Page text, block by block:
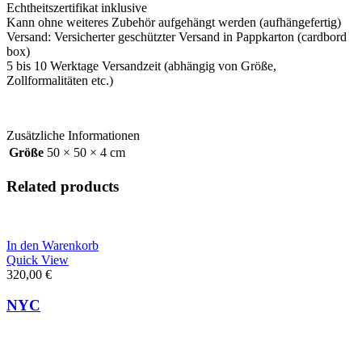
Echtheitszertifikat inklusive
Kann ohne weiteres Zubehör aufgehängt werden (aufhängefertig)
Versand: Versicherter geschützter Versand in Pappkarton (cardbord
box)
5 bis 10 Werktage Versandzeit (abhängig von Größe,
Zollformalitäten etc.)
Zusätzliche Informationen
Größe 50 × 50 × 4 cm
Related products
In den Warenkorb
Quick View
320,00 €
NYC